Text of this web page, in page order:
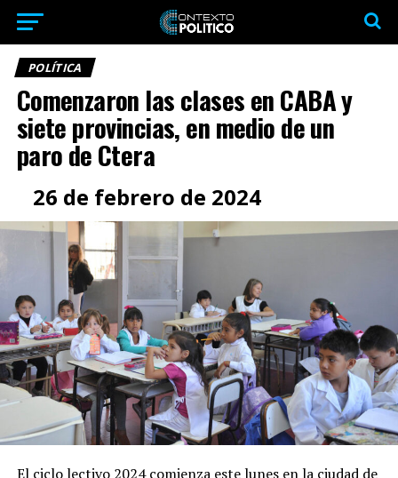
POLÍTICA
Comenzaron las clases en CABA y
siete provincias, en medio de un
paro de Ctera
26 de febrero de 2024
El ciclo lectivo 2024 comienza este lunes en la ciudad de